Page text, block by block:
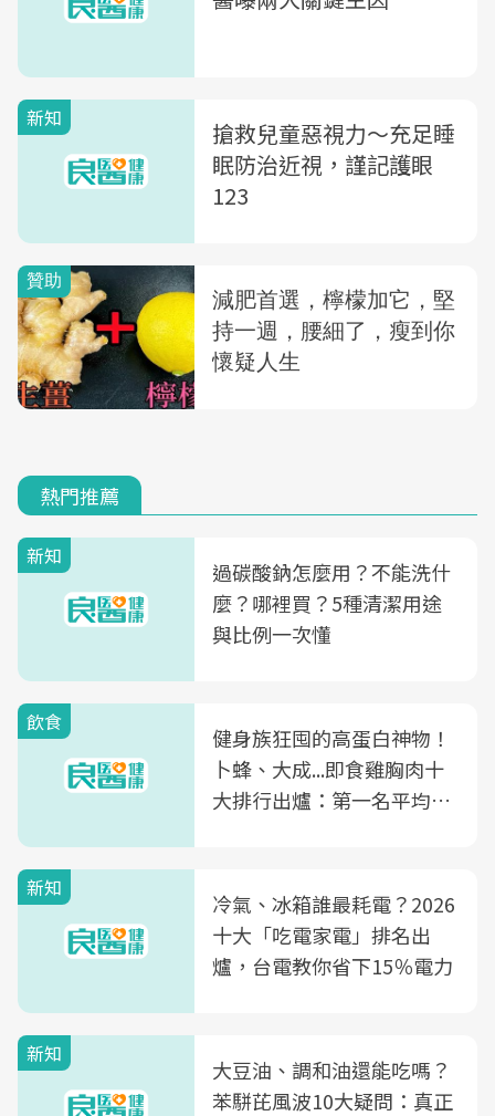
新知
搶救兒童惡視力～充足睡
眠防治近視，謹記護眼
123
熱門推薦
新知
過碳酸鈉怎麼用？不能洗什
麼？哪裡買？5種清潔用途
與比例一次懂
飲食
健身族狂囤的高蛋白神物！
卜蜂、大成...即食雞胸肉十
大排行出爐：第一名平均一
新知
冷氣、冰箱誰最耗電？2026
十大「吃電家電」排名出
爐，台電教你省下15％電力
新知
大豆油、調和油還能吃嗎？
苯駢芘風波10大疑問：真正